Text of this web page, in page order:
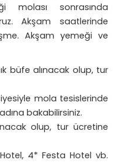
molası sonrasında
Akşam saatlerinde
Akşam yemeği ve
büfe alınacak olup, tur
mola tesislerinde
bakabilirsiniz.
olup, tur ücretine
4* Festa Hotel vb.